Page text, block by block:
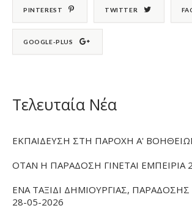
PINTEREST TWITTER
GOOGLE-PLUS
Τελευταία Νέα
ΕΚΠΑΙΔΕΥΣΗ ΣΤΗ ΠΑΡΟΧΗ Α'
ΟΤΑΝ Η ΠΑΡΑΔΟΣΗ ΓΙΝΕΤΑΙ ΕΜΠΕΙΡΙΑ
ΕΝΑ ΤΑΞΙΔΙ ΔΗΜΙΟΥΡΓΙΑΣ,
28-05-2026